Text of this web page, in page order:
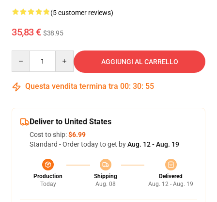
(5 customer reviews)
35,83 € $38.95
AGGIUNGI AL CARRELLO
Questa vendita termina tra 00: 30: 54
Deliver to United States
Cost to ship:$6.99
Standard - Order today to get byAug. 12 - Aug. 19
Production
Today
Shipping
Aug. 08
Delivered
Aug. 12 - Aug. 19